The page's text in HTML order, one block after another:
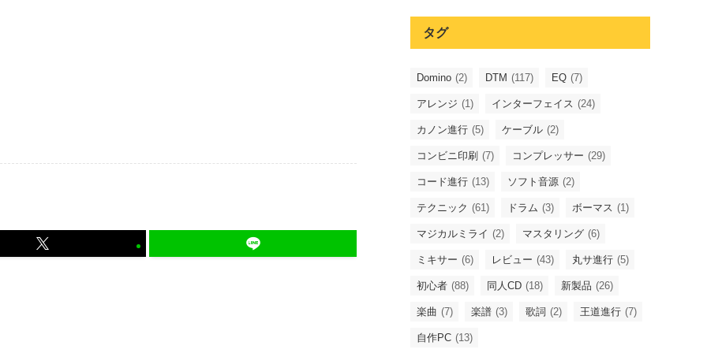
タグ
Domino (2) DTM (117) EQ (7)
アレンジ (1) インターフェイス (24)
カノン進行 (5) ケーブル (2)
コンビニ印刷 (7) コンプレッサー (29)
コード進行 (13) ソフト音源 (2)
テクニック (61) ドラム (3) ボーマス (1)
マジカルミライ (2) マスタリング (6)
ミキサー (6) レビュー (43) 丸サ進行 (5)
初心者 (88) 同人CD (18) 新製品 (26)
楽曲 (7) 楽譜 (3) 歌詞 (2) 王道進行 (7)
自作PC (13)